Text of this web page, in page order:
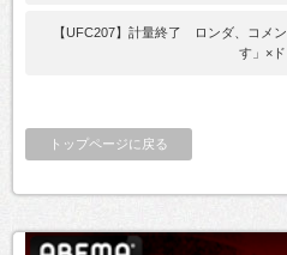
【UFC207】計量終了 ロンダ、コメ
す」×
トップページに戻る